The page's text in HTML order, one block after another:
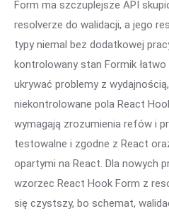
Form ma szczuplejsze API
resolverze do walidacji, a jego
typy niemal bez dodatkowej
kontrolowany stan Formik
ukrywać problemy z
niekontrolowane pola React
wymagają zrozumienia refów i
testowalne i zgodne z React
opartymi na React. Dla nowych
wzorzec React Hook Form z
się czystszy, bo schemat,